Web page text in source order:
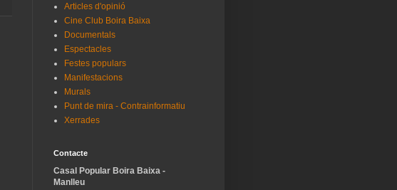
Articles d'opinió
Cine Club Boira Baixa
Documentals
Espectacles
Festes populars
Manifestacions
Murals
Punt de mira - Contrainformatiu
Xerrades
Contacte
Casal Popular Boira Baixa -
Manlleu